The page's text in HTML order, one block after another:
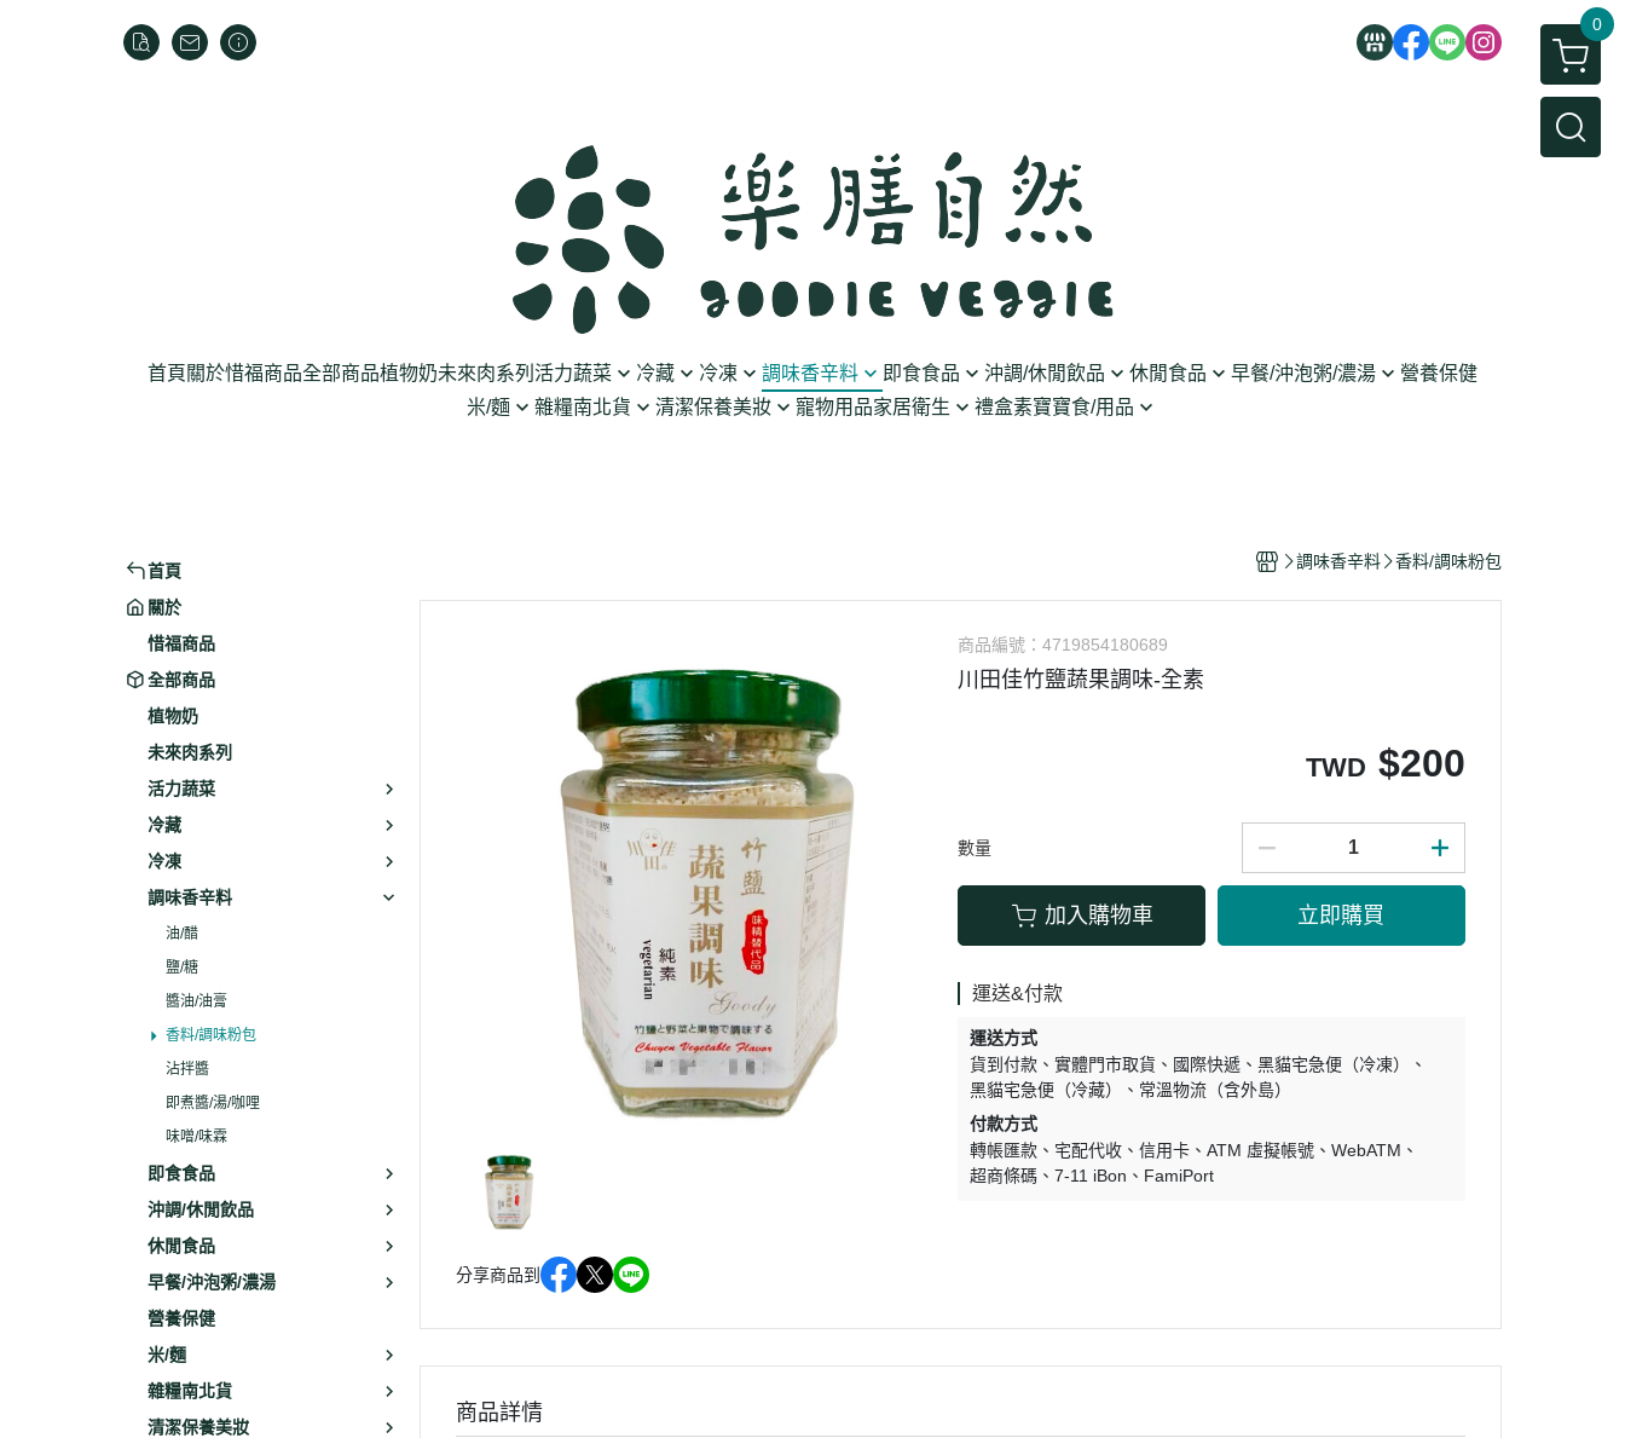
0
首頁 關於惜福商品全部商品植物奶未來肉系列 活力蔬菜 冷藏 冷凍
天貝/醬料/素旦
涼拌
冰淇淋
調味香辛料
味噌/味霖
即食食品
高湯/湯底
蒟蒻
沖調/休閒飲品 休閒食品 早餐/沖泡粥/濃湯
營養保健
米/麵
雜糧南北貨 清潔保養美妝 寵物用品家居衛生 禮盒素寶寶食/用品
首頁
關於
惜福商品
全部商品
植物奶
未來肉系列
活力蔬菜
冷藏
冷凍
調味香辛料
油/醋
鹽/糖
醬油/油膏
香料/調味粉包
沾拌醬
即煮醬/湯/咖哩
味噌/味霖
即食食品
沖調/休閒飲品
休閒食品
早餐/沖泡粥/濃湯
營養保健
米/麵
雜糧南北貨
清潔保養美妝
調味香辛料 香料/調味粉包
分享商品到
商品編號：4719854180689
川田佳竹鹽蔬果調味-全素
TWD $200
數量
加入購物車 立即購買
運送&付款
運送方式
貨到付款
實體門市取貨 國際快遞
黑貓宅急便（冷凍）
黑貓宅急便（冷藏）
常溫物流（含外島）
付款方式
轉帳匯款
宅配代收 信用卡 ATM 虛擬帳號
WebATM
超商條碼
7-11 iBon FamiPort
商品詳情